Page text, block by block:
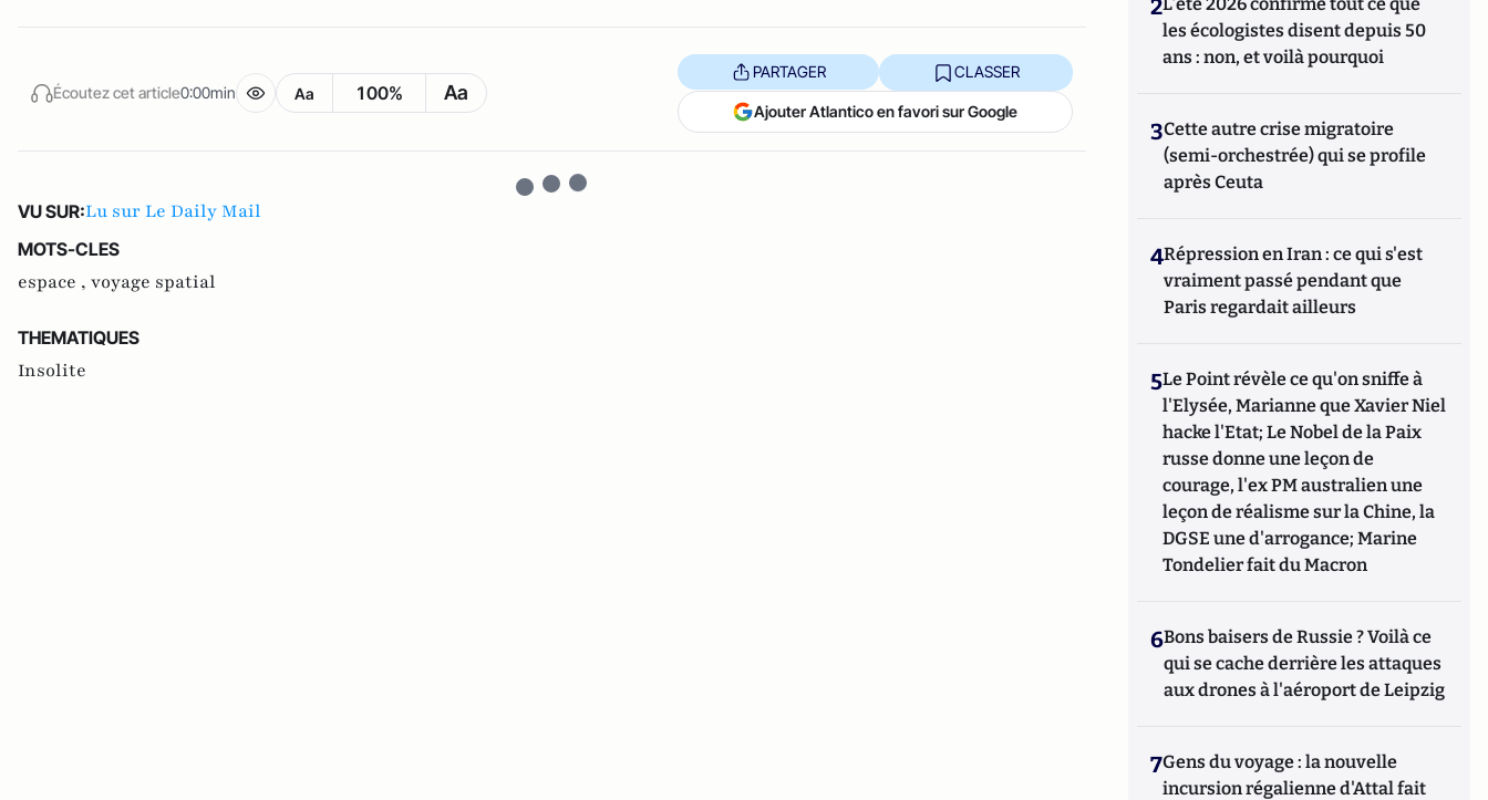
Écoutez cet article0:00min Aa 100% Aa
PARTAGER CLASSER
Ajouter Atlantico en favori sur Google
VU SUR:Lu sur Le Daily Mail
MOTS-CLES
espace , voyage spatial
THEMATIQUES
Insolite
2
les écologistes disent depuis 50
ans : non, et voilà pourquoi
3Cette autre crise migratoire
(semi-orchestrée) qui se profile
après Ceuta
4Répression en Iran : ce qui s'est
vraiment passé pendant que
Paris regardait ailleurs
5Le Point révèle ce qu'on sniffe à
l'Elysée, Marianne que Xavier Niel
hacke l'Etat; Le Nobel de la Paix
russe donne une leçon de
courage, l'ex PM australien une
leçon de réalisme sur la Chine, la
DGSE une d'arrogance; Marine
Tondelier fait du Macron
6Bons baisers de Russie ? Voilà ce
qui se cache derrière les attaques
aux drones à l'aéroport de Leipzig
7Gens du voyage : la nouvelle
incursion régalienne d'Attal fait